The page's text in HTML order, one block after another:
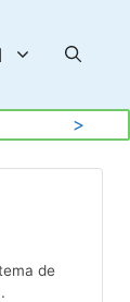
>
de